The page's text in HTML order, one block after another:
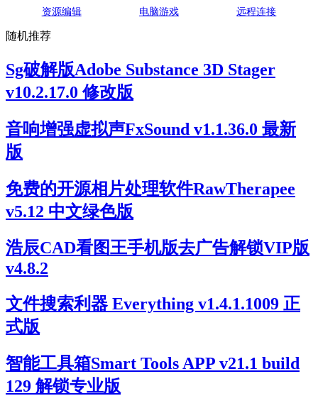
资源编辑
电脑游戏 远程连接
随机推荐
Sg破解版Adobe Substance 3D Stager
v10.2.17.0 修改版
音响增强虚拟声FxSound v1.1.36.0 最新
版
免费的开源相片处理软件RawTherapee
v5.12 中文绿色版
浩辰CAD看图王手机版去广告解锁VIP版
v4.8.2
文件搜索利器 Everything v1.4.1.1009 正
式版
智能工具箱Smart Tools APP v21.1 build
129 解锁专业版